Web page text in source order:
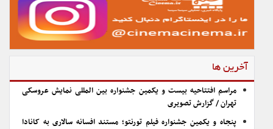
آخرین ها
مراسم افتتاحیه بیست و یکمین جشنواره بین المللی نمایش عروسکی
تهران / گزارش تصویری
پنجاه و یکمین جشنواره فیلم تورنتو؛ مستند افسانه سالاری به کانادا